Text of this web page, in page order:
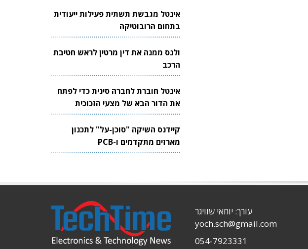
אינטל מגבשת תשתית פעילות ייעודית
בתחום הרובוטיקה
ולנס ממנה את דין מרטין לראש חטיבת
הרכב
אינטל חוברת לחברה סינית כדי לפתח
את הדור הבא של מצעי הזכוכית
לשבבים
קיידנס השיקה "סוכן-על" לתכנון
מארזים מתקדמים ו-PCB
עורך: יוחאי שוויגר
yoch.sch@gmail.com
054-7923331